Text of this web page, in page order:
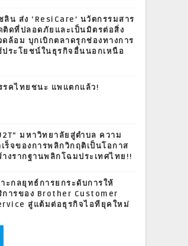
ลิน ส่ง ‘ResiCare’ นวัตกรรมสาร
ติดที่ปลอดภัยและเป็นมิตรต่อสิ่ง
ดล้อม บุกเบิกตลาดรุกช่องทางการ
ประโยชน์ในธุรกิจอื่นนอกเหนือ
รคไทยชนะ แพแตกแล้ว!
มหาวิทยาลัยสู่ตำบล ความ
เร็จของการพลิกวิกฤติเป็นโอกาส
างรากฐานพลิกโฉมประเทศไทย!!
าะกลยุทธ์การยกระดับการให้
การของ Brother Customer
สู่แต้มต่อธุรกิจไอทียุคใหม่